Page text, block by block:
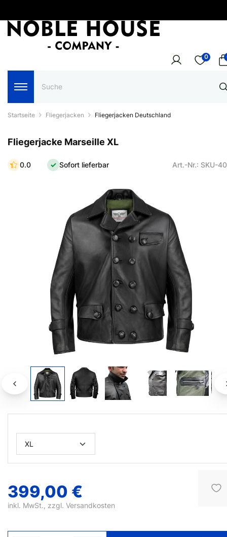
0
Startseite Fliegerjacken Fliegerjacken Deutschland
Fliegerjacke Marseille XL
0.0 Sofort lieferbar Art.-Nr.: SKU-
399,00 €
inkl. MwSt., zzgl. Versandkosten